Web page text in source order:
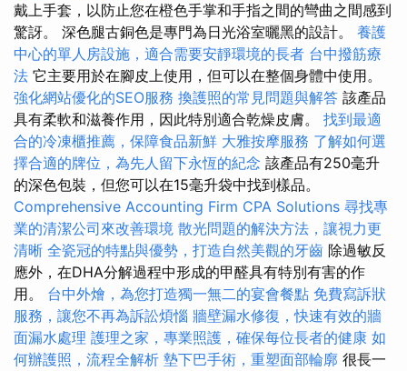
戴上手套，以防止您在橙色手掌和手指之間的彎曲之間感到
驚訝。 深色腿古銅色是專門為日光浴室曬黑的設計。 養護
中心的單人房設施，適合需要安靜環境的長者 台中撥筋療
法 它主要用於在腳皮上使用，但可以在整個身體中使用。
強化網站優化的SEO服務 換護照的常見問題與解答 該產品
具有柔軟和滋養作用，因此特別適合乾燥皮膚。 找到最適
合的冷凍櫃推薦，保障食品新鮮 大雅按摩服務 了解如何選
擇合適的牌位，為先人留下永恆的紀念 該產品有250毫升
的深色包裝，但您可以在15毫升袋中找到樣品。
Comprehensive Accounting Firm CPA Solutions 尋找專
業的清潔公司來改善環境 散光問題的解決方法，讓視力更
清晰 全瓷冠的特點與優勢，打造自然美觀的牙齒 除過敏反
應外，在DHA分解過程中形成的甲醛具有特別有害的作
用。 台中外燴，為您打造獨一無二的宴會餐點 免費寫訴狀
服務，讓您不再為訴訟煩惱 牆壁漏水修復，快速有效的牆
面漏水處理 護理之家，專業照護，確保每位長者的健康 如
何辦護照，流程全解析 墊下巴手術，重塑面部輪廓 很長一